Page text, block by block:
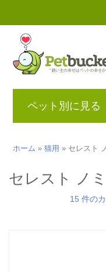
ペット別に見る
ホーム » 猫用 » セレスト
セレスト ノ
15 件の